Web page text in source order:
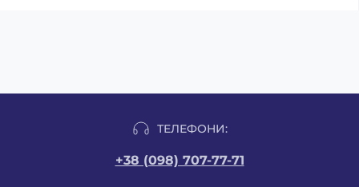
ТЕЛЕФОНИ:
+38 (098) 707-77-71